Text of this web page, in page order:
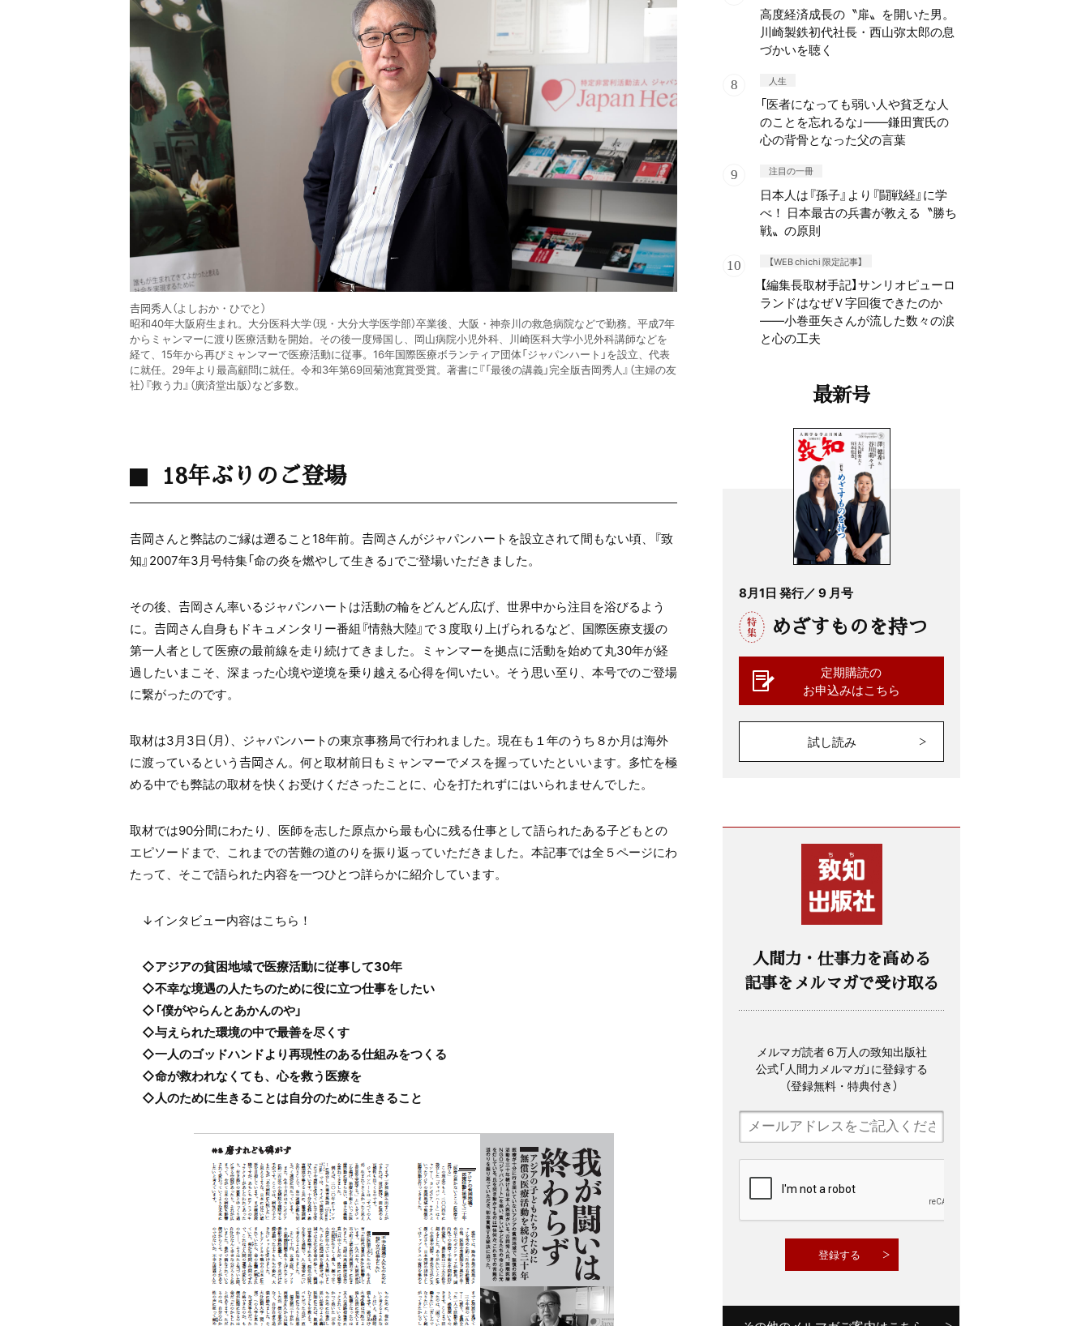
𠮷岡秀人（よしおか・ひでと）
昭和40年大阪府生まれ。大分医科大学（現・大分大学医学部）卒業後、大阪・神奈川の救急病院などで勤務。平成7年
からミャンマーに渡り医療活動を開始。その後一度帰国し、岡山病院小児外科、川崎医科大学小児外科講師などを
経て、15年から再びミャンマーで医療活動に従事。16年国際医療ボランティア団体「ジャパンハート」を設立、代表
に就任。29年より最高顧問に就任。令和3年第69回菊池寛賞受賞。著書に『「最後の講義」完全版𠮷岡秀人』（主婦の友
社）『救う力』（廣済堂出版）など多数。
18年ぶりのご登場
𠮷岡さんと弊誌のご縁は遡ること18年前。𠮷岡さんがジャパンハートを設立されて間もない頃、『致
知』2007年3月号特集「命の炎を燃やして生きる」でご登場いただきました。
その後、𠮷岡さん率いるジャパンハートは活動の輪をどんどん広げ、世界中から注目を浴びるよう
に。𠮷岡さん自身もドキュメンタリー番組『情熱大陸』で３度取り上げられるなど、国際医療支援の
第一人者として医療の最前線を走り続けてきました。ミャンマーを拠点に活動を始めて丸30年が経
過したいまこそ、深まった心境や逆境を乗り越える心得を伺いたい。そう思い至り、本号でのご登場
に繋がったのです。
取材は3月3日（月）、ジャパンハートの東京事務局で行われました。現在も１年のうち８か月は海外
に渡っているという𠮷岡さん。何と取材前日もミャンマーでメスを握っていたといいます。多忙を極
める中でも弊誌の取材を快くお受けくださったことに、心を打たれずにはいられませんでした。
取材では90分間にわたり、医師を志した原点から最も心に残る仕事として語られたある子どもとの
エピソードまで、これまでの苦難の道のりを振り返っていただきました。本記事では全５ページにわ
たって、そこで語られた内容を一つひとつ詳らかに紹介しています。
↓インタビュー内容はこちら！
◇アジアの貧困地域で医療活動に従事して30年
◇不幸な境遇の人たちのために役に立つ仕事をしたい
◇「僕がやらんとあかんのや」
◇与えられた環境の中で最善を尽くす
◇一人のゴッドハンドより再現性のある仕組みをつくる
◇命が救われなくても、心を救う医療を
◇人のために生きることは自分のために生きること
高度経済成長の〝扉〟を開いた男。
川崎製鉄初代社長・西山弥太郎の息
づかいを聴く
人生
「医者になっても弱い人や貧乏な人
のことを忘れるな」——鎌田實氏の
心の背骨となった父の言葉
注目の一冊
日本人は『孫子』より『闘戦経』に学
べ！ 日本最古の兵書が教える〝勝ち
戦〟の原則
【WEB chichi 限定記事】
【編集長取材手記】サンリオピューロ
ランドはなぜＶ字回復できたのか
——小巻亜矢さんが流した数々の涙
と心の工夫
最新号
8月1日 発行／ 9 月号
めざすものを持つ
定期購読の
お申込みはこちら
試し読み
人間力・仕事力を高める
記事をメルマガで受け取る
メルマガ読者６万人の致知出版社
公式「人間力メルマガ」に登録する
（登録無料・特典付き）